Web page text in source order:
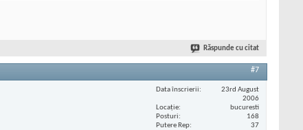
Răspunde cu citat
#7
Data înscrierii
23rd August
2006
Locaţie
bucuresti
Posturi
168
Putere Rep
37